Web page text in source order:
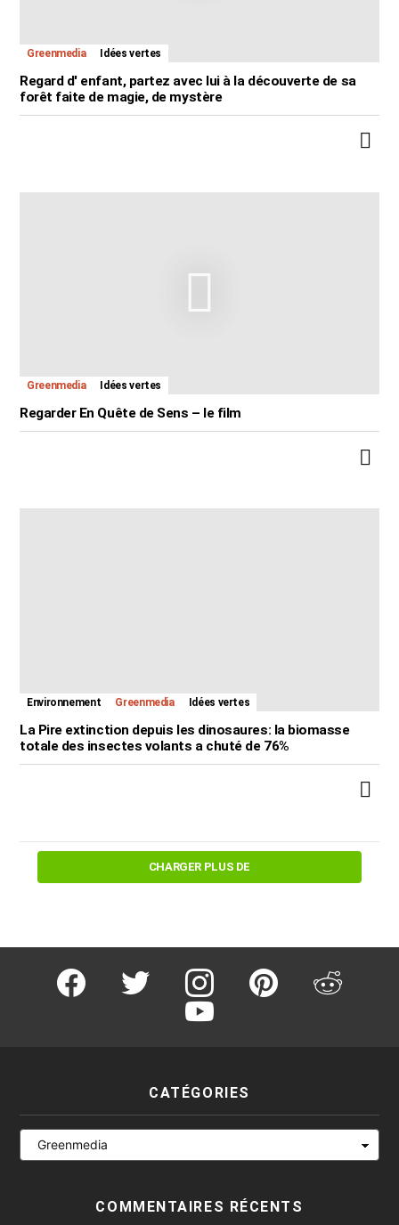
Greenmedia Idées vertes
Regard d' enfant, partez avec lui à la découverte de sa
forêt faite de magie, de mystère
Greenmedia Idées vertes
Regarder En Quête de Sens – le film
Environnement Greenmedia Idées vertes
La Pire extinction depuis les dinosaures: la biomasse
totale des insectes volants a chuté de 76%
CHARGER PLUS DE
facebook twitter instagram pinterest reddit
youtube
CATÉGORIES
Catégories
COMMENTAIRES RÉCENTS